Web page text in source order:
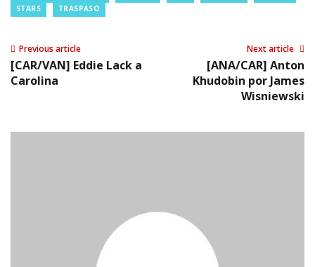
STARS
TRASPASO
Previous article
[CAR/VAN] Eddie Lack a
Carolina
Next article
[ANA/CAR] Anton
Khudobin por James
Wisniewski